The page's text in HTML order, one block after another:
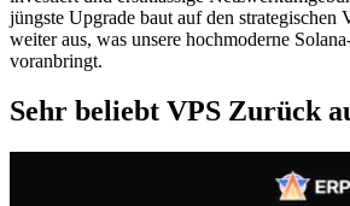
jüngste Upgrade baut auf den
weiter aus, was unsere hochmoderne
voranbringt.
Sehr beliebt VPS Zurück